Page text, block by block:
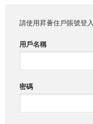
請使用昇薈住戶賬號登入
用戶名稱
密碼